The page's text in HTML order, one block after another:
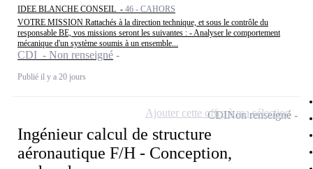
IDEE BLANCHE CONSEIL - 46 - CAHORS
VOTRE MISSION Rattachés à la direction technique, et sous le contrôle du
responsable BE, vos missions seront les suivantes : - Analyser le comportement
mécanique d'un système soumis à un ensemble...
CDI - Non renseigné
Publié il y a 20 jours
Ingénieur calcul de structure
aéronautique F/H - Conception,
CDINon renseigné
Ajouter cette offre à ma sélection